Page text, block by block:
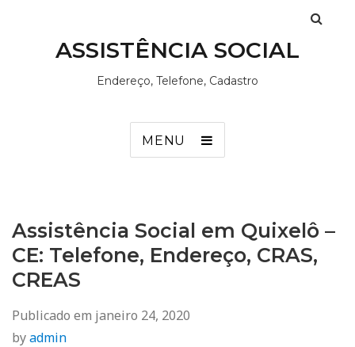
ASSISTÊNCIA SOCIAL
Endereço, Telefone, Cadastro
MENU
Assistência Social em Quixelô –
CE: Telefone, Endereço, CRAS,
CREAS
Publicado em janeiro 24, 2020
byadmin